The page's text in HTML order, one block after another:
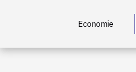
Economie